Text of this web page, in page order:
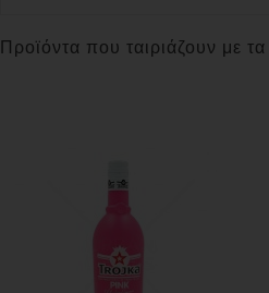
Προϊόντα που ταιριάζουν με τα